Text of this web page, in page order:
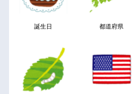
誕生日 都道府県